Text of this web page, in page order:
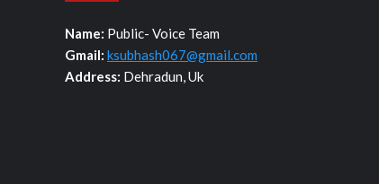
Name: Public- Voice Team
Gmail: ksubhash067@gmail.com
Address: Dehradun, Uk